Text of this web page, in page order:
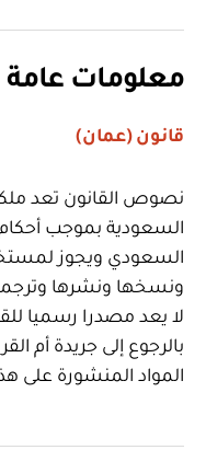
معلومات عامة
قانون (عمان)
نصوص القانون تعد
السعودية بموجب
السعودي ويجوز
ونسخها ونشرها
لا يعد مصدرا رسميا
بالرجوع إلى جريدة أم
المواد المنشورة على